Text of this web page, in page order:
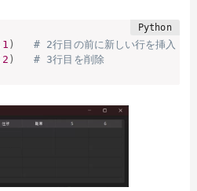
1 )
# 2行目の前に新しい行を挿入
2 ) # 3行目を削除